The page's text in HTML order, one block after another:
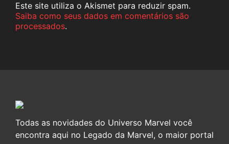
Este site utiliza o Akismet para reduzir spam.
Saiba como seus dados em comentários são
processados.
Todas as novidades do Universo Marvel você
encontra aqui no Legado da Marvel, o maior portal